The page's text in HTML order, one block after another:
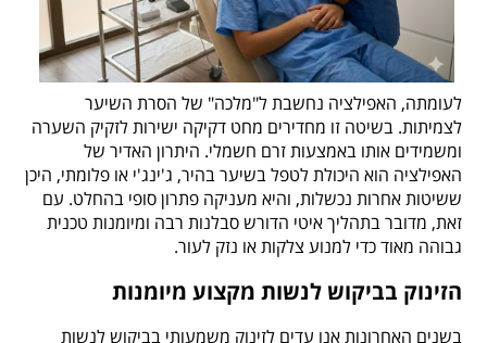
לעומתה, האפילציה נחשבת ל"מלכה" של הסרת השיער
לצמיתות. בשיטה זו מחדירים מחט דקיקה ישירות לזקיק השערה
ומשמידים אותו באמצעות זרם חשמלי. היתרון האדיר של
האפילציה הוא היכולת לטפל בשיער בהיר, ג'ינג'י או פלומתי, היכן
ששיטות אחרות נכשלות, והיא מעניקה פתרון סופי בהחלט. עם
זאת, מדובר בתהליך איטי הדורש סבלנות רבה ומיומנות טכנית
גבוהה מאוד כדי למנוע צלקות או נזק לעור.
הזינוק בביקוש לנשות מקצוע מיומנות
בשנים האחרונות אנו עדים לזינוק משמעותי בביקוש לנשות